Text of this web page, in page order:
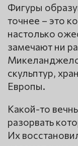
Фигуры
точнее – это
настолько
замечают ни
скульптур,
Европы.
Какой-то
разорвать
Их